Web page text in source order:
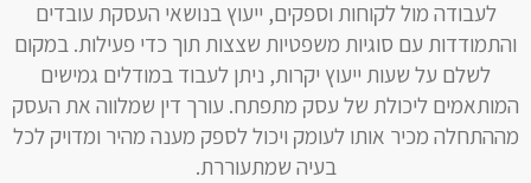
לעבודה מול לקוחות וספקים, ייעוץ בנושאי העסקת עובדים
והתמודדות עם סוגיות משפטיות שצצות תוך כדי פעילות. במקום
לשלם על שעות ייעוץ יקרות, ניתן לעבוד במודלים גמישים
המותאמים ליכולת של עסק מתפתח. עורך דין שמלווה את העסק
מההתחלה מכיר אותו לעומק ויכול לספק מענה מהיר ומדויק לכל
בעיה שמתעוררת.